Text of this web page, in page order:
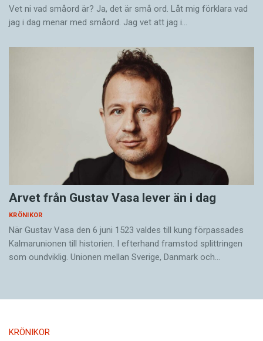
Vet ni vad småord är? Ja, det är små ord. Låt mig förklara vad
jag i dag menar med småord. Jag vet att jag i…
Arvet från Gustav Vasa lever än i dag
KRÖNIKOR
När Gustav Vasa den 6 juni 1523 ­valdes till kung förpassades
Kalmar­unionen till historien. I efterhand framstod splittringen
som ound­viklig. ­Unionen ­mellan Sverige, Danmark och…
KRÖNIKOR